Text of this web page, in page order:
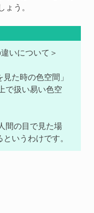
ょう。
いについて＞
た時の色空間」
で扱い易い色空
間の目で見た場
いうわけです。